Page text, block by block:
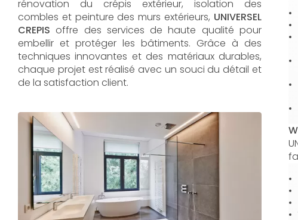
rénovation du crépis extérieur, isolation des
combles et peinture des murs extérieurs, UNIVERSEL
CREPIS offre des services de haute qualité pour
embellir et protéger les bâtiments. Grâce à des
techniques innovantes et des matériaux durables,
chaque projet est réalisé avec un souci du détail et
de la satisfaction client.